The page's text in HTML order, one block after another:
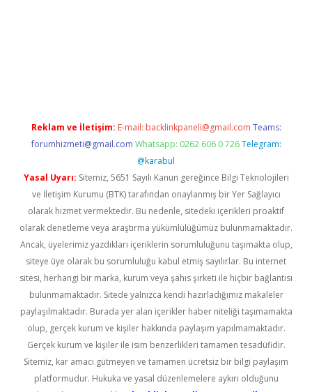
Reklam ve İletişim: E-mail: backlinkpaneli@gmail.com Teams:
forumhizmeti@gmail.com Whatsapp: 0262 606 0 726 Telegram:
@karabul
Yasal Uyarı: Sitemiz, 5651 Sayılı Kanun gereğince Bilgi Teknolojileri
ve İletişim Kurumu (BTK) tarafından onaylanmış bir Yer Sağlayıcı
olarak hizmet vermektedir. Bu nedenle, sitedeki içerikleri proaktif
olarak denetleme veya araştırma yükümlülüğümüz bulunmamaktadır.
Ancak, üyelerimiz yazdıkları içeriklerin sorumluluğunu taşımakta olup,
siteye üye olarak bu sorumluluğu kabul etmiş sayılırlar. Bu internet
sitesi, herhangi bir marka, kurum veya şahıs şirketi ile hiçbir bağlantısı
bulunmamaktadır. Sitede yalnızca kendi hazırladığımız makaleler
paylaşılmaktadır. Burada yer alan içerikler haber niteliği taşımamakta
olup, gerçek kurum ve kişiler hakkında paylaşım yapılmamaktadır.
Gerçek kurum ve kişiler ile isim benzerlikleri tamamen tesadüfidir.
Sitemiz, kar amacı gütmeyen ve tamamen ücretsiz bir bilgi paylaşım
platformudur. Hukuka ve yasal düzenlemelere aykırı olduğunu